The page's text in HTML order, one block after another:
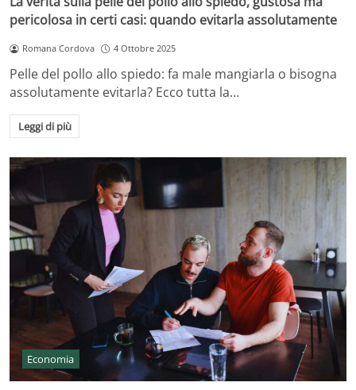
pericolosa in certi casi: quando evitarla assolutamente
Romana Cordova 4 Ottobre 2025
Pelle del pollo allo spiedo: fa male mangiarla o bisogna
assolutamente evitarla? Ecco tutta la…
Leggi di più
Economia